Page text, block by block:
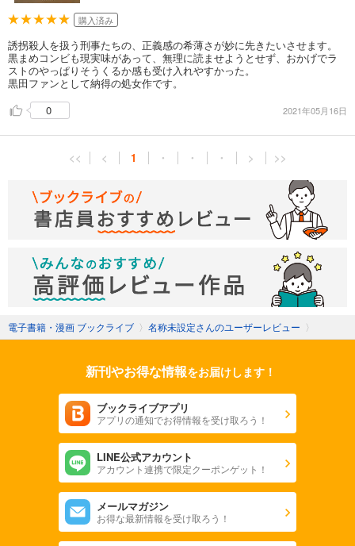
購入済み
誘拐殺人を扱う刑事たちの、正義感の希薄さが妙に先きたいさせます。
黒まめコンビも現実味があって、無理に読ませようとせず、おかげでラ
ストのやっぱりそうくるか感も受け入れやすかった。
黒田ファンとして納得の処女作です。
0
2021年05月16日
<< < 1 ・ ・ ・ > >>
電子書籍・漫画 ブックライブ 〉 名称未設定さんのユーザーレビュー 〉
新刊やお得な情報をお届けします！
ブックライブアプリ
アプリの通知でお得情報を受け取ろう！
LINE公式アカウント
アカウント連携で限定クーポンゲット！
メールマガジン
お得な最新情報を受け取ろう！